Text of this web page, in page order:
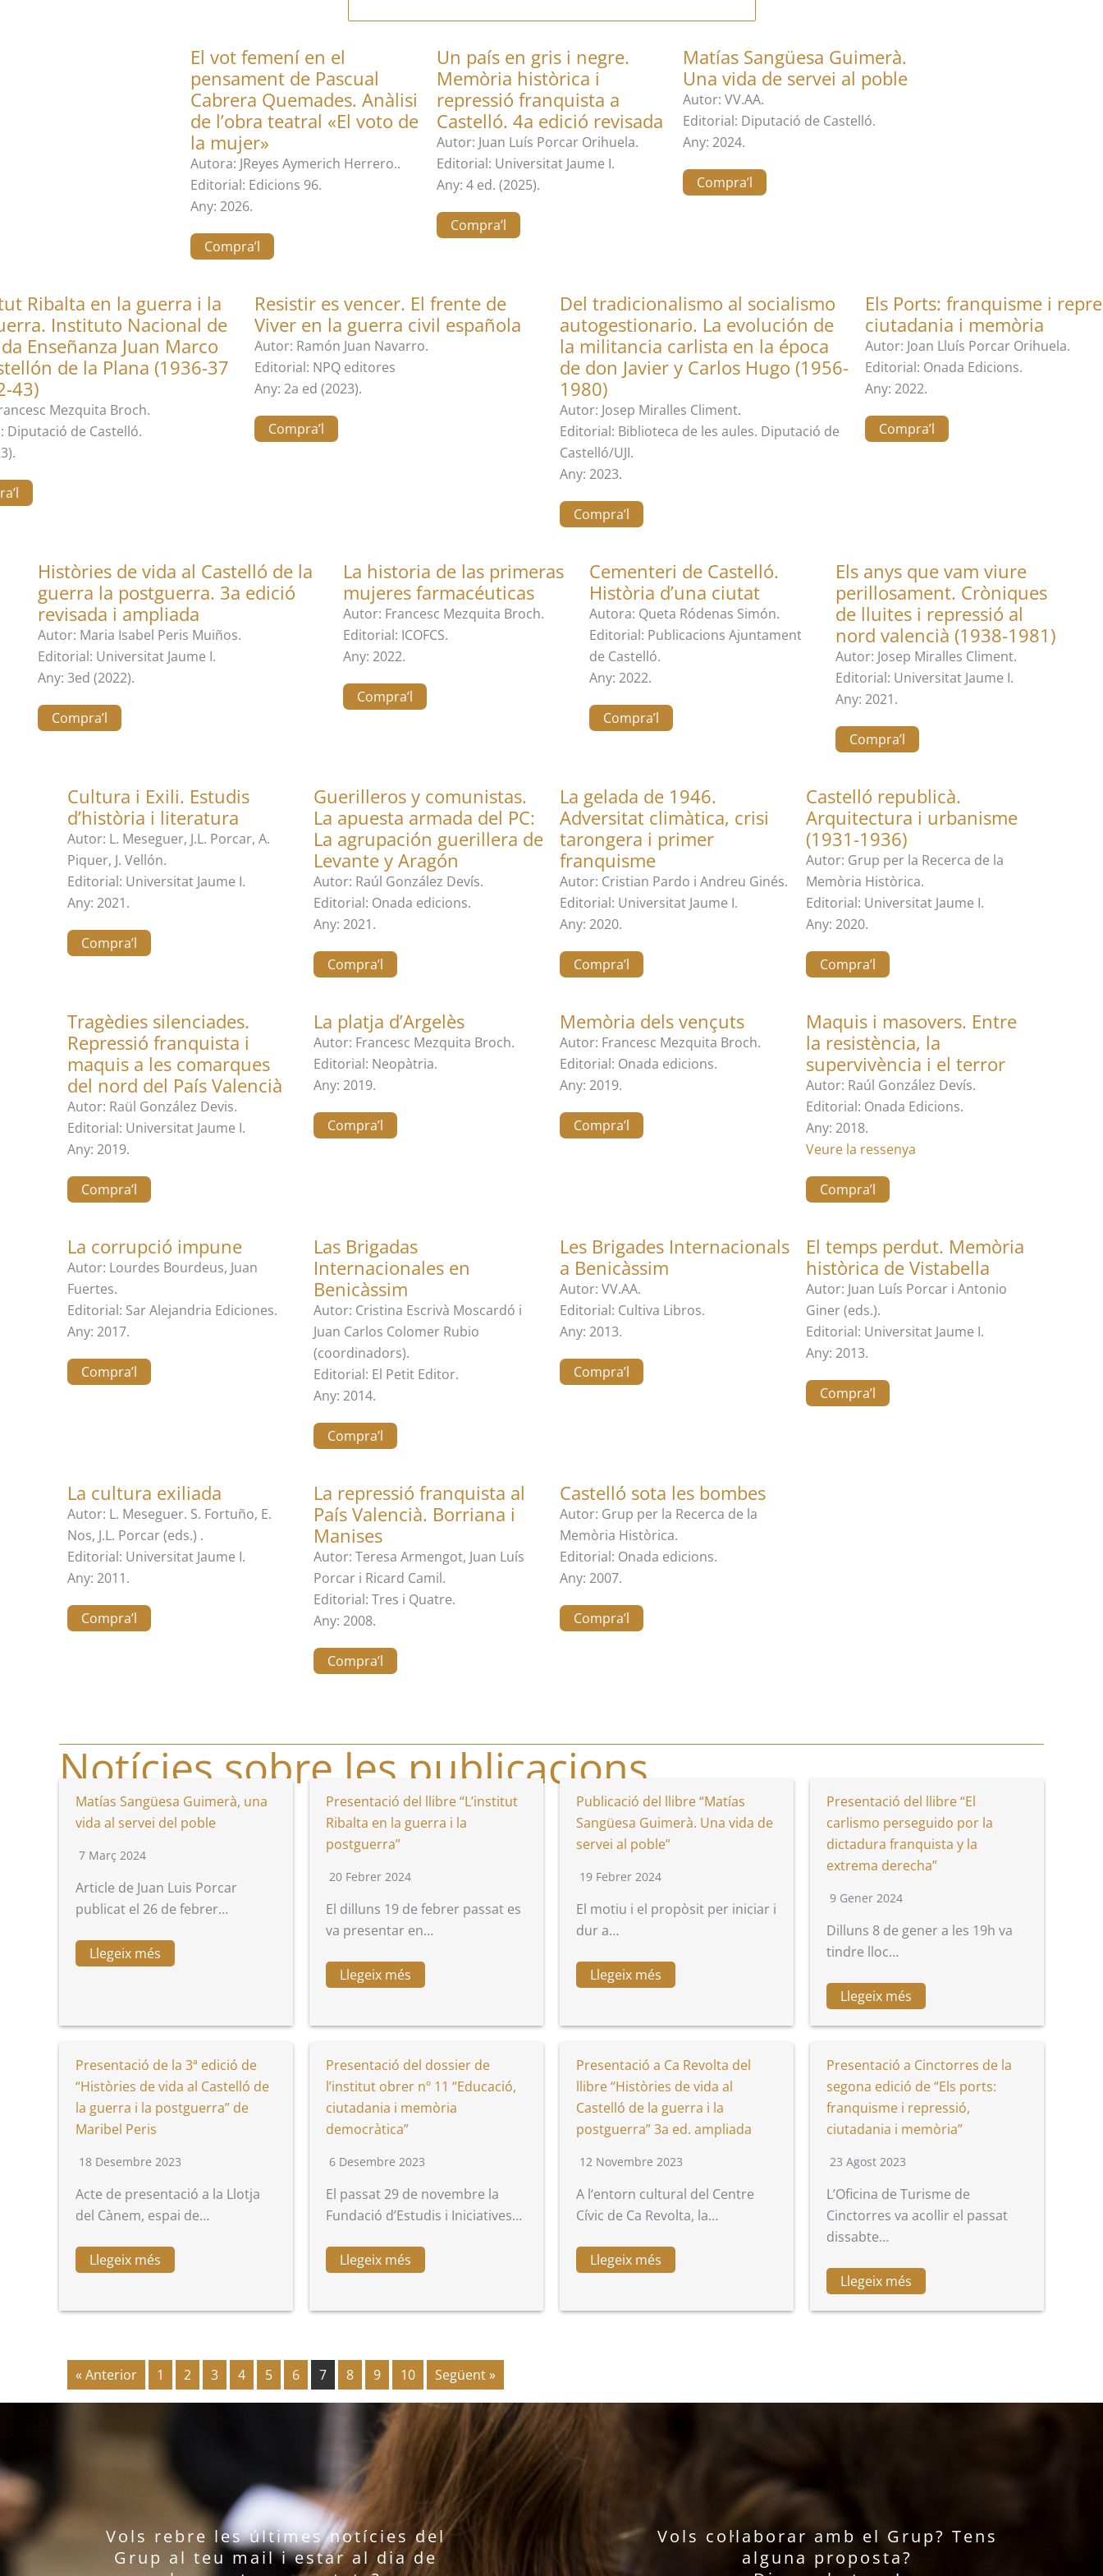
El vot femení en el
pensament de Pascual
Cabrera Quemades. Anàlisi
de l’obra teatral «El voto de
la mujer»
Autora: JReyes Aymerich Herrero..
Editorial: Edicions 96.
Any: 2026.
Compra’l
Un país en gris i negre.
Memòria històrica i
repressió franquista a
Castelló. 4a edició revisada
Autor: Juan Luís Porcar Orihuela.
Editorial: Universitat Jaume I.
Any: 4 ed. (2025).
Compra’l
Matías Sangüesa Guimerà.
Una vida de servei al poble
Autor: VV.AA.
Editorial: Diputació de Castelló.
Any: 2024.
Compra’l
Ribalta en la guerra i la
Instituto Nacional de
Enseñanza Juan Marco
de la Plana (1936-37
43)
Mezquita Broch.
Diputació de Castelló.
Resistir es vencer. El frente de
Viver en la guerra civil española
Autor: Ramón Juan Navarro.
Editorial: NPQ editores
Any: 2a ed (2023).
Compra’l
Del tradicionalismo al socialismo
autogestionario. La evolución de
la militancia carlista en la época
de don Javier y Carlos Hugo (1956-
1980)
Autor: Josep Miralles Climent.
Editorial: Biblioteca de les aules. Diputació de
Castelló/UJI.
Any: 2023.
Compra’l
Els Ports: franquisme i
ciutadania i memòria
Autor: Joan Lluís Porcar Orihuela.
Editorial: Onada Edicions.
Any: 2022.
Compra’l
Històries de vida al Castelló de la
guerra la postguerra. 3a edició
revisada i ampliada
Autor: Maria Isabel Peris Muiños.
Editorial: Universitat Jaume I.
Any: 3ed (2022).
Compra’l
La historia de las primeras
mujeres farmacéuticas
Autor: Francesc Mezquita Broch.
Editorial: ICOFCS.
Any: 2022.
Compra’l
Cementeri de Castelló.
Història d’una ciutat
Autora: Queta Ródenas Simón.
Editorial: Publicacions Ajuntament
de Castelló.
Any: 2022.
Compra’l
Els anys que vam viure
perillosament. Cròniques
de lluites i repressió al
nord valencià (1938-1981)
Autor: Josep Miralles Climent.
Editorial: Universitat Jaume I.
Any: 2021.
Compra’l
Cultura i Exili. Estudis
d’història i literatura
Autor: L. Meseguer, J.L. Porcar, A.
Piquer, J. Vellón.
Editorial: Universitat Jaume I.
Any: 2021.
Compra’l
Guerilleros y comunistas.
La apuesta armada del PC:
La agrupación guerillera de
Levante y Aragón
Autor: Raúl González Devís.
Editorial: Onada edicions.
Any: 2021.
Compra’l
La gelada de 1946.
Adversitat climàtica, crisi
tarongera i primer
franquisme
Autor: Cristian Pardo i Andreu Ginés.
Editorial: Universitat Jaume I.
Any: 2020.
Compra’l
Castelló republicà.
Arquitectura i urbanisme
(1931-1936)
Autor: Grup per la Recerca de la
Memòria Històrica.
Editorial: Universitat Jaume I.
Any: 2020.
Compra’l
Tragèdies silenciades.
Repressió franquista i
maquis a les comarques
del nord del País Valencià​
Autor: Raül González Devis.
Editorial: Universitat Jaume I.
Any: 2019.
Compra’l
La platja d’Argelès
Autor: Francesc Mezquita Broch.
Editorial: Neopàtria.
Any: 2019.
Compra’l
Memòria dels vençuts
Autor: Francesc Mezquita Broch.
Editorial: Onada edicions.
Any: 2019.
Compra’l
Maquis i masovers. Entre
la resistència, la
supervivència i el terror
Autor: Raúl González Devís.
Editorial: Onada Edicions.
Any: 2018.
Veure la ressenya
Compra’l
La corrupció impune
Autor: Lourdes Bourdeus, Juan
Fuertes.
Editorial: Sar Alejandria Ediciones.
Any: 2017.
Compra’l
Las Brigadas
Internacionales en
Benicàssim
Autor: Cristina Escrivà Moscardó i
Juan Carlos Colomer Rubio
(coordinadors).
Editorial: El Petit Editor.
Any: 2014.
Compra’l
Les Brigades Internacionals
a Benicàssim
Autor: VV.AA.
Editorial: Cultiva Libros.
Any: 2013.
Compra’l
El temps perdut. Memòria
històrica de Vistabella
Autor: Juan Luís Porcar i Antonio
Giner (eds.).
Editorial: Universitat Jaume I.
Any: 2013.
Compra’l
La cultura exiliada
Autor: L. Meseguer. S. Fortuño, E.
Nos, J.L. Porcar (eds.) .
Editorial: Universitat Jaume I.
Any: 2011.
Compra’l
La repressió franquista al
País Valencià. Borriana i
Manises
Autor: Teresa Armengot, Juan Luís
Porcar i Ricard Camil.
Editorial: Tres i Quatre.
Any: 2008.
Compra’l
Castelló sota les bombes
Autor: Grup per la Recerca de la
Memòria Històrica.
Editorial: Onada edicions.
Any: 2007.
Compra’l
Notícies sobre les publicacions
Matías Sangüesa Guimerà, una
vida al servei del poble
7 Març 2024
Article de Juan Luis Porcar
publicat el 26 de febrer…
Llegeix més
Presentació del llibre “L’institut
Ribalta en la guerra i la
postguerra”
20 Febrer 2024
El dilluns 19 de febrer passat es
va presentar en…
Llegeix més
Publicació del llibre “Matías
Sangüesa Guimerà. Una vida de
servei al poble”
19 Febrer 2024
El motiu i el propòsit per iniciar i
dur a…
Llegeix més
Presentació del llibre “El
carlismo perseguido por la
dictadura franquista y la
extrema derecha”
9 Gener 2024
Dilluns 8 de gener a les 19h va
tindre lloc…
Llegeix més
Presentació de la 3ª edició de
“Històries de vida al Castelló de
la guerra i la postguerra” de
Maribel Peris
18 Desembre 2023
Acte de presentació a la Llotja
del Cànem, espai de…
Llegeix més
Presentació del dossier de
l’institut obrer nº 11 “Educació,
ciutadania i memòria
democràtica”
6 Desembre 2023
El passat 29 de novembre la
Fundació d’Estudis i Iniciatives…
Llegeix més
Presentació a Ca Revolta del
llibre “Històries de vida al
Castelló de la guerra i la
postguerra” 3a ed. ampliada
12 Novembre 2023
A l‘entorn cultural del Centre
Cívic de Ca Revolta, la…
Llegeix més
Presentació a Cinctorres de la
segona edició de “Els ports:
franquisme i repressió,
ciutadania i memòria”
23 Agost 2023
L’Oficina de Turisme de
Cinctorres va acollir el passat
dissabte…
Llegeix més
« Anterior 1 2 3 4 5 6 7 8 9 10 Següent »
Vols rebre les últimes notícies del
Grup al teu mail i estar al dia de
Vols col·laborar amb el Grup? Tens
alguna proposta?